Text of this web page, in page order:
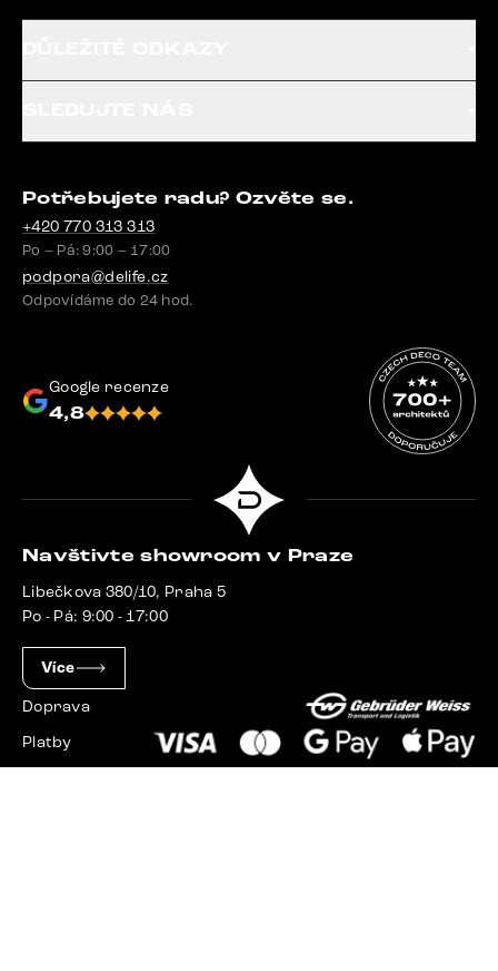
Potřebujete radu? Ozvěte se.
+420 770 313 313
Po – Pá: 9:00 – 17:00
podpora@delife.cz
Odpovídáme do 24 hod.
Google recenze
4,8
Navštivte showroom v Praze
Libečkova 380/10, Praha 5
Po - Pá: 9:00 - 17:00
Více
Doprava
Platby